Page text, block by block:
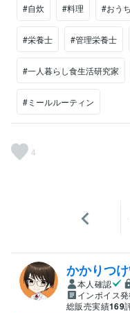
#自炊 #料理 #おう
#栄養士 #管理栄養士
#一人暮らし食生活研究家
#ミールルーティン
4
かかりつ
本人確認
インボイス
総販売実績169